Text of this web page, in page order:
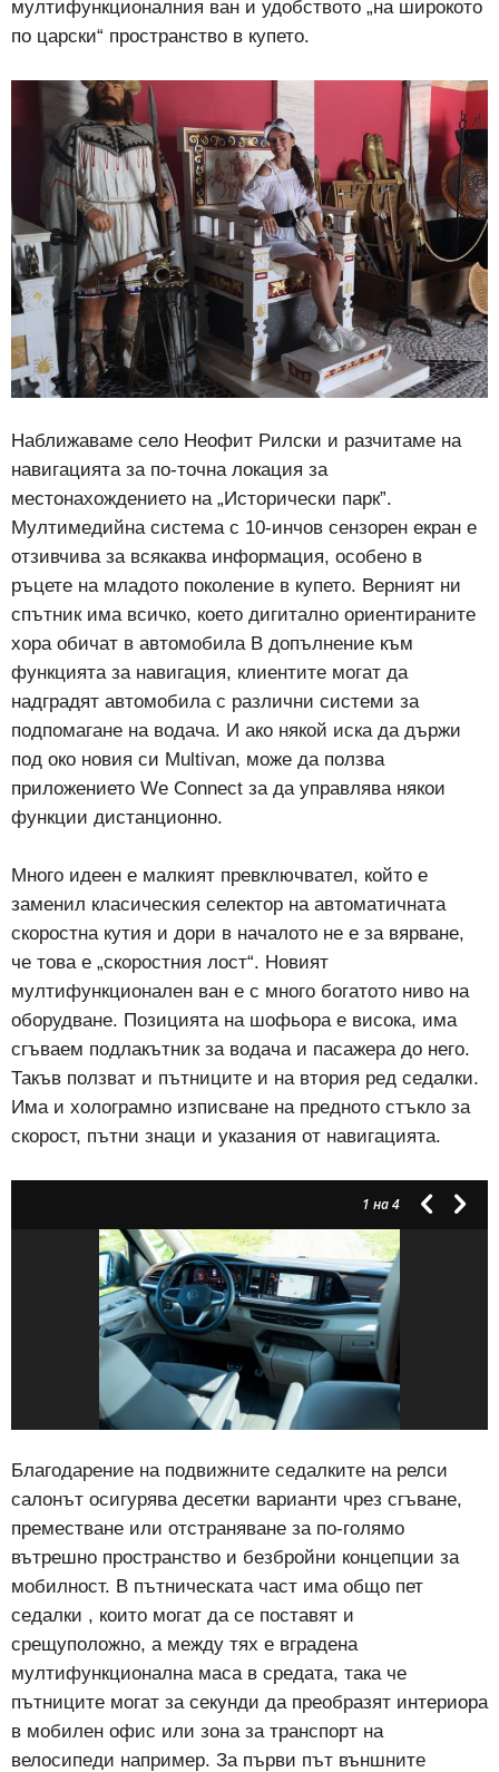
мултифункционалния ван и удобството „на широкото
по царски“ пространство в купето.
Наближаваме село Неофит Рилски и разчитаме на
навигацията за по-точна локация за
местонахождението на „Исторически парк”.
Мултимедийна система с 10-инчов сензорен екран е
отзивчива за всякаква информация, особено в
ръцете на младото поколение в купето. Верният ни
спътник има всичко, което дигитално ориентираните
хора обичат в автомобила В допълнение към
функцията за навигация, клиентите могат да
надградят автомобила с различни системи за
подпомагане на водача. И ако някой иска да държи
под око новия си Multivan, може да ползва
приложението We Connect за да управлява някои
функции дистанционно.
Много идеен е малкият превключвател, който е
заменил класическия селектор на автоматичната
скоростна кутия и дори в началото не е за вярване,
че това е „скоростния лост“. Новият
мултифункционален ван е с много богатото ниво на
оборудване. Позицията на шофьора е висока, има
сгъваем подлакътник за водача и пасажера до него.
Такъв ползват и пътниците и на втория ред седалки.
Има и холограмно изписване на предното стъкло за
скорост, пътни знаци и указания от навигацията.
1 на 4
Благодарение на подвижните седалките на релси
салонът осигурява десетки варианти чрез сгъване,
преместване или отстраняване за по-голямо
вътрешно пространство и безбройни концепции за
мобилност. В пътническата част има общо пет
седалки , които могат да се поставят и
срещуположно, а между тях е вградена
мултифункционална маса в средата, така че
пътниците могат за секунди да преобразят интериора
в мобилен офис или зона за транспорт на
велосипеди например. За първи път външните